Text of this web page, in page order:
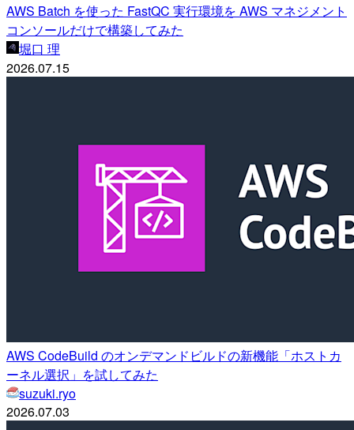
AWS Batch を使った FastQC 実行環境を AWS マネジメント
コンソールだけで構築してみた
堀口 理
2026.07.15
AWS CodeBuild のオンデマンドビルドの新機能「ホストカ
ーネル選択」を試してみた
suzuki.ryo
2026.07.03